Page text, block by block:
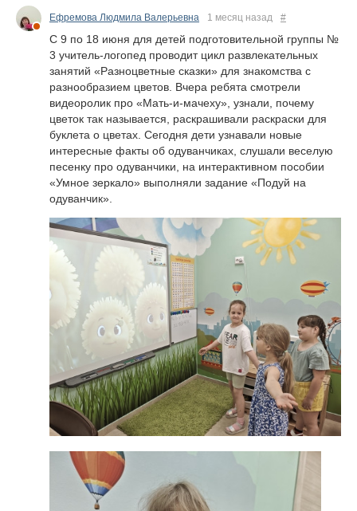
Ефремова Людмила Валерьевна 1 месяц назад #
С 9 по 18 июня для детей подготовительной группы №
3 учитель-логопед проводит цикл развлекательных
занятий «Разноцветные сказки» для знакомства с
разнообразием цветов. Вчера ребята смотрели
видеоролик про «Мать-и-мачеху», узнали, почему
цветок так называется, раскрашивали раскраски для
буклета о цветах. Сегодня дети узнавали новые
интересные факты об одуванчиках, слушали веселую
песенку про одуванчики, на интерактивном пособии
«Умное зеркало» выполняли задание «Подуй на
одуванчик».